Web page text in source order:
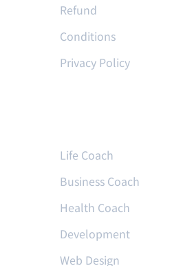
Refund
Conditions
Privacy Policy
Life Coach
Business Coach
Health Coach
Development
Web Design